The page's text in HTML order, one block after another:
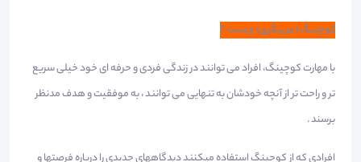
کوچینگ (مربیگری) چیست ؟
با مهارت کوچینگ، افراد می توانند در زندگی فردی و حرفه ای خود خیلی سریع
تر و راحت تر از آنچه خودشان به تنهایی می توانند ، به موفقیت و هدف مدنظر
برسند .